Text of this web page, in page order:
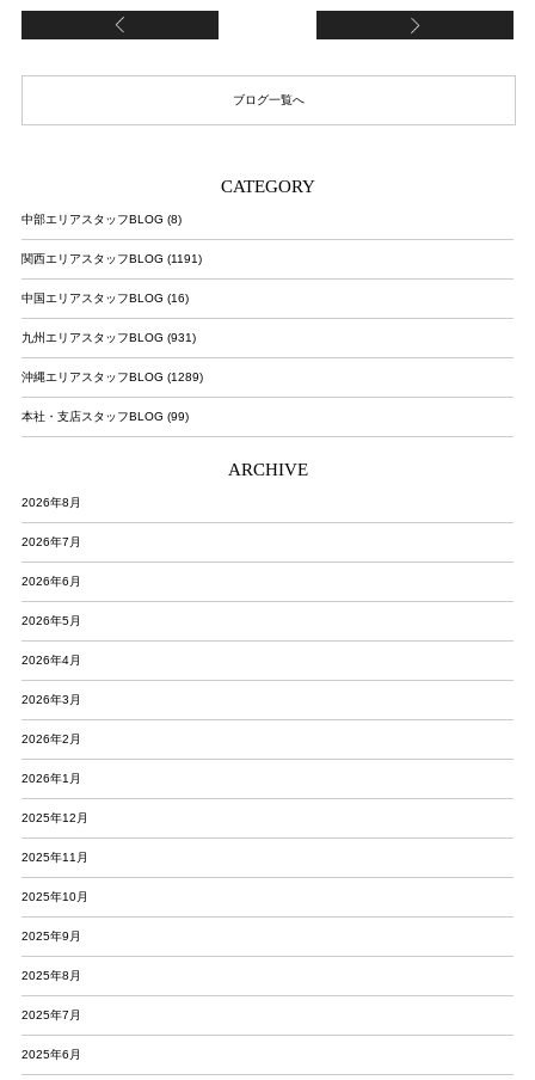
ブログ一覧へ
CATEGORY
中部エリアスタッフBLOG (8)
関西エリアスタッフBLOG (1191)
中国エリアスタッフBLOG (16)
九州エリアスタッフBLOG (931)
沖縄エリアスタッフBLOG (1289)
本社・支店スタッフBLOG (99)
ARCHIVE
2026年8月
2026年7月
2026年6月
2026年5月
2026年4月
2026年3月
2026年2月
2026年1月
2025年12月
2025年11月
2025年10月
2025年9月
2025年8月
2025年7月
2025年6月